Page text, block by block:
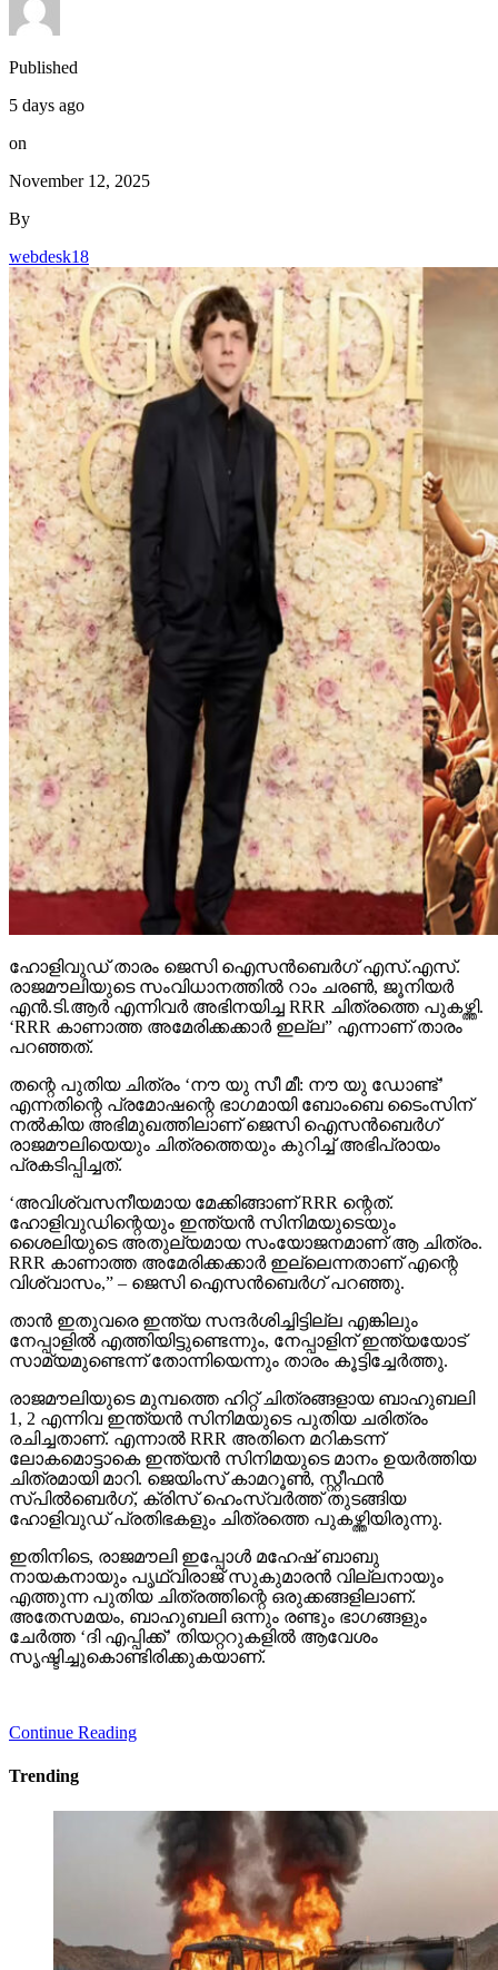
Published
5 days ago
on
November 12, 2025
By
webdesk18
ഹോളിവുഡ് താരം ജെസി ഐസന്‍ബെര്‍ഗ് എസ്.എസ്.
രാജമൗലിയുടെ സംവിധാനത്തില്‍ റാം ചരണ്‍, ജൂനിയര്‍
എന്‍.ടി.ആര്‍ എന്നിവര്‍ അഭിനയിച്ച RRR ചിത്രത്തെ പുകഴ്ത്തി.
‘RRR കാണാത്ത അമേരിക്കക്കാര്‍ ഇല്ല” എന്നാണ് താരം
പറഞ്ഞത്.
തന്റെ പുതിയ ചിത്രം ‘നൗ യു സീ മീ: നൗ യു ഡോണ്ട്’
എന്നതിന്റെ പ്രമോഷന്റെ ഭാഗമായി ബോംബെ ടൈംസിന്
നല്‍കിയ അഭിമുഖത്തിലാണ് ജെസി ഐസന്‍ബെര്‍ഗ്
രാജമൗലിയെയും ചിത്രത്തെയും കുറിച്ച് അഭിപ്രായം
പ്രകടിപ്പിച്ചത്.
‘അവിശ്വസനീയമായ മേക്കിങ്ങാണ് RRR ന്റെത്.
ഹോളിവുഡിന്റെയും ഇന്ത്യന്‍ സിനിമയുടെയും
ശൈലിയുടെ അതുല്യമായ സംയോജനമാണ് ആ ചിത്രം.
RRR കാണാത്ത അമേരിക്കക്കാര്‍ ഇല്ലെന്നതാണ് എന്റെ
വിശ്വാസം,” – ജെസി ഐസന്‍ബെര്‍ഗ് പറഞ്ഞു.
താന്‍ ഇതുവരെ ഇന്ത്യ സന്ദര്‍ശിച്ചിട്ടില്ല എങ്കിലും
നേപ്പാളില്‍ എത്തിയിട്ടുണ്ടെന്നും, നേപ്പാളിന് ഇന്ത്യയോട്
സാമ്യമുണ്ടെന്ന് തോന്നിയെന്നും താരം കൂട്ടിച്ചേര്‍ത്തു.
രാജമൗലിയുടെ മുമ്പത്തെ ഹിറ്റ് ചിത്രങ്ങളായ ബാഹുബലി
1, 2 എന്നിവ ഇന്ത്യന്‍ സിനിമയുടെ പുതിയ ചരിത്രം
രചിച്ചതാണ്. എന്നാല്‍ RRR അതിനെ മറികടന്ന്
ലോകമൊട്ടാകെ ഇന്ത്യന്‍ സിനിമയുടെ മാനം ഉയര്‍ത്തിയ
ചിത്രമായി മാറി. ജെയിംസ് കാമറൂണ്‍, സ്റ്റീഫന്‍
സ്പില്‍ബെര്‍ഗ്, ക്രിസ് ഹെംസ്വര്‍ത്ത് തുടങ്ങിയ
ഹോളിവുഡ് പ്രതിഭകളും ചിത്രത്തെ പുകഴ്ത്തിയിരുന്നു.
ഇതിനിടെ, രാജമൗലി ഇപ്പോള്‍ മഹേഷ് ബാബു
നായകനായും പൃഥ്വിരാജ് സുകുമാരന്‍ വില്ലനായും
എത്തുന്ന പുതിയ ചിത്രത്തിന്റെ ഒരുക്കങ്ങളിലാണ്.
അതേസമയം, ബാഹുബലി ഒന്നും രണ്ടും ഭാഗങ്ങളും
ചേര്‍ത്ത ‘ദി എപ്പിക്ക്’ തിയറ്ററുകളില്‍ ആവേശം
സൃഷ്ടിച്ചുകൊണ്ടിരിക്കുകയാണ്.
Continue Reading
Trending